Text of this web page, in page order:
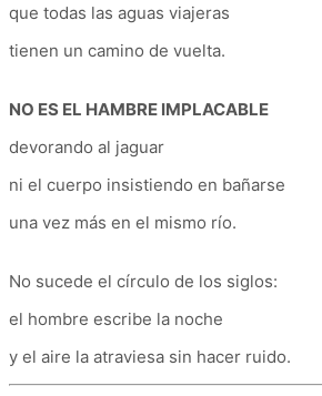
que todas las aguas viajeras
tienen un camino de vuelta.
NO ES EL HAMBRE IMPLACABLE
devorando al jaguar
ni el cuerpo insistiendo en bañarse
una vez más en el mismo río.
No sucede el círculo de los siglos:
el hombre escribe la noche
y el aire la atraviesa sin hacer ruido.